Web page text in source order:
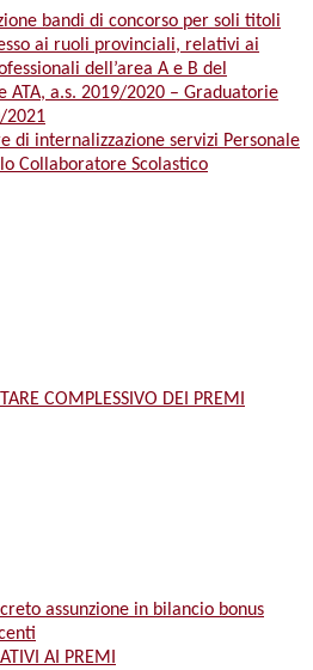
bandi di concorso per soli titoli
ai ruoli provinciali, relativi ai
dell’area A e B del
ATA, a.s. 2019/2020 – Graduatorie
2021
di internalizzazione servizi Personale
Collaboratore Scolastico
COMPLESSIVO DEI PREMI
assunzione in bilancio bonus
AI PREMI